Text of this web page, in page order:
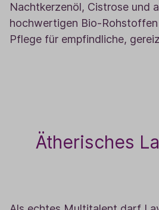
Nachtkerzenöl, Cistrose und
hochwertigen Bio-
Pflege für empfindliche,
Ätherisches